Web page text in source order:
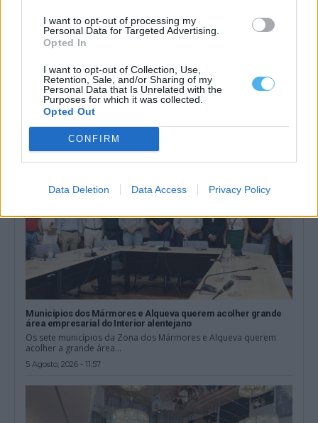
I want to opt-out of processing my
Personal Data for Targeted Advertising.
Opted In
I want to opt-out of Collection, Use,
Retention, Sale, and/or Sharing of my
Personal Data that Is Unrelated with the
Purposes for which it was collected.
Opted Out
CONFIRM
Data Deletion Data Access Privacy Policy
alentejano
Um comunicado divulgado esta quarta-feira confirmou a criação
da ALMA — Alentejo de Mármore,...
5 Agosto, 2026 - 12:04
Municípios dos Mármores e Alqueva querem acolher grande
área empresarial do Interior alentejano
Os sete municípios da Zona dos Mármores e Alqueva querem
acolher a grande área...
5 Agosto, 2026 - 11:57